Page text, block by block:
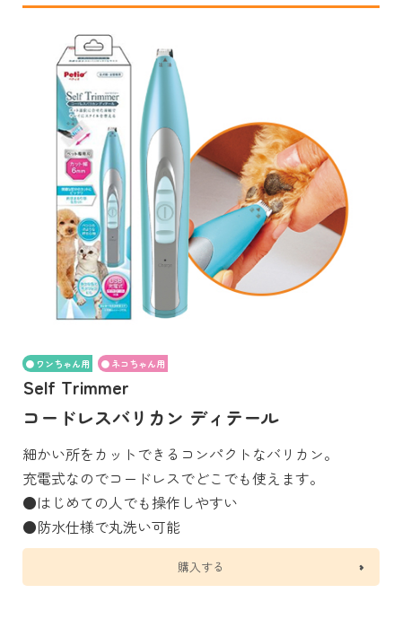
ワンちゃん用 ネコちゃん用
Self Trimmer
コードレスバリカン ディテール
細かい所をカットできるコンパクトなバリカン。
充電式なのでコードレスでどこでも使えます。
●はじめての人でも操作しやすい
●防水仕様で丸洗い可能
購入する